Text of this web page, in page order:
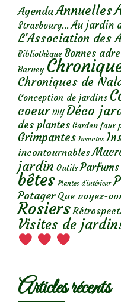
AgendaAnnuelles
Strasbourg... Au jardin
L'Association des
Bibliothèque Bonnes
Barney
Chroniques de
Conception de jardins
coeur DIY Déco
des plantes Garden faux
Grimpantes Insectes
incontournables
jardin Outils
bêtes Plantes d’intérieur
Potager Que voyez-
Rosiers
Visites de
Articles récents